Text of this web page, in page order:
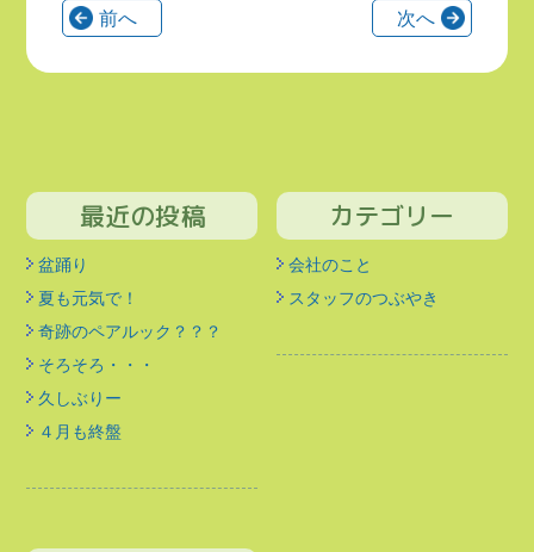
前へ 次へ
最近の投稿
盆踊り
夏も元気で！
奇跡のペアルック？？？
そろそろ・・・
久しぶりー
４月も終盤
カテゴリー
会社のこと
スタッフのつぶやき